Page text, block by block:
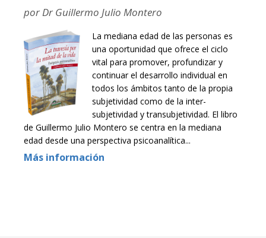
por Dr Guillermo Julio Montero
La mediana edad de las personas es
una oportunidad que ofrece el ciclo
vital para promover, profundizar y
continuar el desarrollo individual en
todos los ámbitos tanto de la propia
subjetividad como de la inter-
subjetividad y transubjetividad. El libro
de Guillermo Julio Montero se centra en la mediana
edad desde una perspectiva psicoanalítica...
Más información